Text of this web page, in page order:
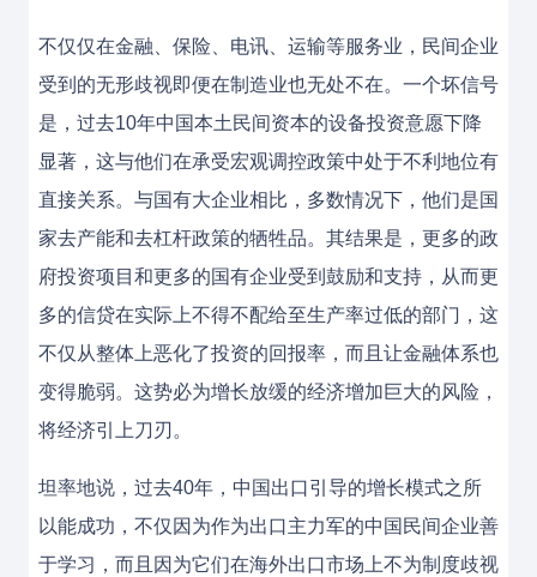
不仅仅在金融、保险、电讯、运输等服务业，民间企业
受到的无形歧视即便在制造业也无处不在。一个坏信号
是，过去10年中国本土民间资本的设备投资意愿下降
显著，这与他们在承受宏观调控政策中处于不利地位有
直接关系。与国有大企业相比，多数情况下，他们是国
家去产能和去杠杆政策的牺牲品。其结果是，更多的政
府投资项目和更多的国有企业受到鼓励和支持，从而更
多的信贷在实际上不得不配给至生产率过低的部门，这
不仅从整体上恶化了投资的回报率，而且让金融体系也
变得脆弱。这势必为增长放缓的经济增加巨大的风险，
将经济引上刀刃。
坦率地说，过去40年，中国出口引导的增长模式之所
以能成功，不仅因为作为出口主力军的中国民间企业善
于学习，而且因为它们在海外出口市场上不为制度歧视